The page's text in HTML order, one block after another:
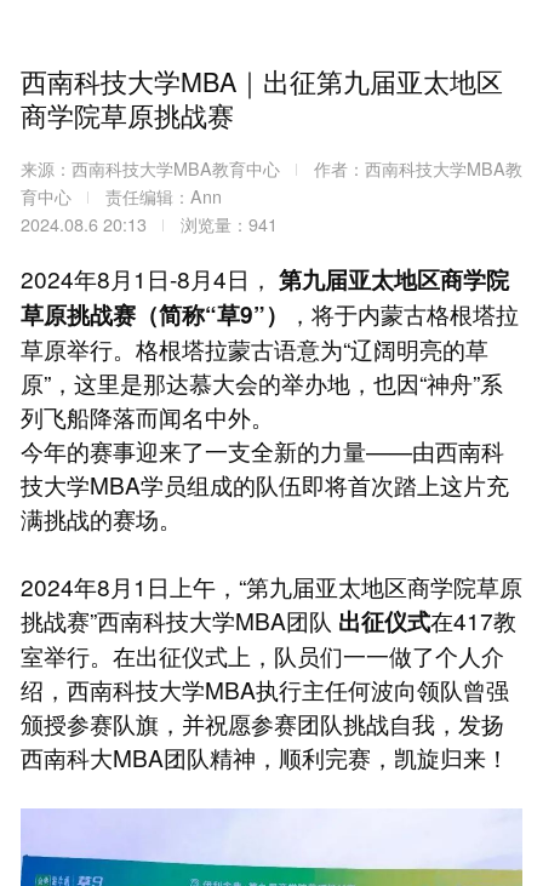
西南科技大学MBA｜出征第九届亚太地区
商学院草原挑战赛
来源：西南科技大学MBA教育中心
作者：西南科技大学MBA教
育中心
责任编辑：Ann
2024.08.6 20:13
浏览量：941
2024年8月1日-8月4日， 第九届亚太地区商学院
草原挑战赛（简称“草9”）
，将于内蒙古格根塔拉
草原举行。格根塔拉蒙古语意为“辽阔明亮的草
原”，这里是那达慕大会的举办地，也因“神舟”系
列飞船降落而闻名中外。
今年的赛事迎来了一支全新的力量——由西南科
技大学MBA学员组成的队伍即将首次踏上这片充
满挑战的赛场。
2024年8月1日上午，“第九届亚太地区商学院草原
挑战赛”西南科技大学MBA团队 出征仪式在417教
室举行。在出征仪式上，队员们一一做了个人介
绍，西南科技大学MBA执行主任何波向领队曾强
颁授参赛队旗，并祝愿参赛团队挑战自我，发扬
西南科大MBA团队精神，顺利完赛，凯旋归来！